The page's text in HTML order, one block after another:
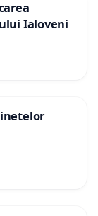
Ialoveni